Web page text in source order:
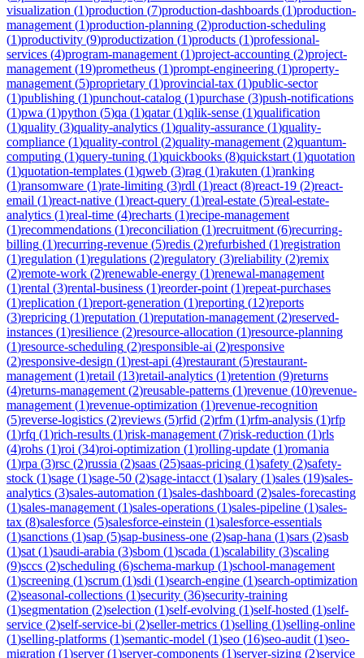
visualization (1)production (7)production-dashboards (1)production-
management (1)production-planning (2)production-scheduling
(1)productivity (9)productization (1)products (1)professional-
services (4)program-management (1)project-accounting (2)project-
management (19)prometheus (1)prompt-engineering (1)property-
management (5)proprietary (1)provincial-tax (1)public-sector
(1)publishing (1)punchout-catalog (1)purchase (3)push-notifications
(1)pwa (1)python (5)qa (1)qatar(1)qlik-sense (1)qualification
(1)quality (3)quality-analytics (1)quality-assurance (1)quality-
compliance (1)quality-control (2)quality-management (2)quantum-
computing (1)query-tuning (1)quickbooks (8)quickstart (1)quotation
(1)quotation-templates (1)qweb (3)rag (1)rakuten (1)ranking
(1)ransomware (1)rate-limiting (3)rdl (1)react (8)react-19 (2)react-
email (1)react-native (1)react-query (1)real-estate (5)real-estate-
analytics (1)real-time (4)recharts (1)recipe-management
(1)recommendations (1)reconciliation (1)recruitment (6)recurring-
billing (1)recurring-revenue (5)redis (2)refurbished (1)registration
(1)regulation (1)regulations (2)regulatory (3)reliability (2)remix
(2)remote-work (2)renewable-energy (1)renewal-management
(1)rental (3)rental-business (1)reorder-point (1)repeat-purchases
(1)replication (1)report-generation (1)reporting (12)reports
(3)repricing (1)reputation (1)reputation-management (2)reserved-
instances (1)resilience (2)resource-allocation (1)resource-planning
(1)resource-scheduling (2)responsible-ai (2)responsive
(2)responsive-design (1)rest-api (4)restaurant (5)restaurant-
management (1)retail (13)retail-analytics (1)retention (9)returns
(4)returns-management (2)reusable-patterns (1)revenue (10)revenue-
management (1)revenue-optimization (1)revenue-recognition
(5)reverse-logistics (2)reviews (5)rfid (2)rfm (1)rfm-analysis (1)rfp
(1)rfq (1)rich-results (1)risk-management (7)risk-reduction (1)rls
(4)rohs (1)roi (34)roi-optimization (1)rolling-update (1)romania
(1)rpa (3)rsc (2)russia (2)saas (25)saas-pricing (1)safety (2)safety-
stock (1)sage (1)sage-50 (2)sage-intacct (1)salary (1)sales (19)sales-
analytics (3)sales-automation (1)sales-dashboard (2)sales-forecasting
(1)sales-management (1)sales-operations (1)sales-pipeline (1)sales-
tax (8)salesforce (5)salesforce-einstein (1)salesforce-essentials
(1)sanctions (1)sap (5)sap-business-one (2)sap-hana (1)sars (2)sasb
(1)sat (1)saudi-arabia (3)sbom (1)scada (1)scalability (3)scaling
(9)sccs (2)scheduling (6)schema-markup (1)school-management
(1)screening (1)scrum (1)sdi (1)search-engine (1)search-optimization
(2)seasonal-collections (1)security (36)security-training
(1)segmentation (2)selection (1)self-evolving (1)self-hosted (1)self-
service (2)self-service-bi (2)seller-metrics (1)selling (1)selling-online
(1)selling-platforms (1)semantic-model (1)seo (16)seo-audit (1)seo-
migration (1)server(1)server-components (1)server-sizing (2)service